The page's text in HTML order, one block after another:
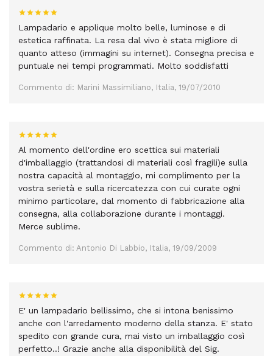
Lampadario e applique molto belle, luminose e di
estetica raffinata. La resa dal vivo è stata migliore di
quanto atteso (immagini su internet). Consegna precisa e
puntuale nei tempi programmati. Molto soddisfatti
Commento di: Marini Massimiliano, Italia, 19/07/2010
Al momento dell'ordine ero scettica sui materiali
d'imballaggio (trattandosi di materiali così fragili)e sulla
nostra capacità al montaggio, mi complimento per la
vostra serietà e sulla ricercatezza con cui curate ogni
minimo particolare, dal momento di fabbricazione alla
consegna, alla collaborazione durante i montaggi.
Merce sublime.
Commento di: Antonio Di Labbio, Italia, 19/09/2009
E' un lampadario bellissimo, che si intona benissimo
anche con l'arredamento moderno della stanza. E' stato
spedito con grande cura, mai visto un imballaggio così
perfetto..! Grazie anche alla disponibilità del Sig.